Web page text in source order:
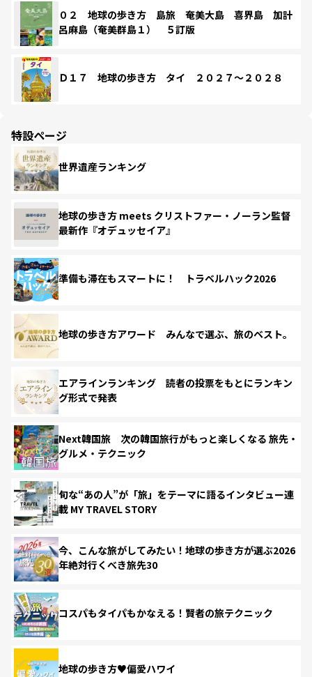
０２ 地球の歩き方 島旅 奄美大島 喜界島 加計
呂麻島（奄美群島１） ５訂版
Ｄ１７ 地球の歩き方 タイ ２０２７～２０２８
特設ページ
世界遺産ランキング
地球の歩き方 meets クリストファー・ノーラン監督
最新作『オデュッセイア』
準備も滞在もスマートに！ トラベルハック2026
地球の歩き方アワード みんなで選ぶ、旅のベスト。
エアラインランキング 読者の投票をもとにランキン
グ形式で発表
Next韓国旅 次の韓国旅行がもっと楽しくなる 旅先・
グルメ・テクニック
旬な“あの人”が「旅」をテーマに語るインタビュー連
載 MY TRAVEL STORY
今、こんな旅がしてみたい！地球の歩き方が選ぶ2026
年絶対行くべき旅先30
コスパもタイパもかなえる！賢者の旅テクニック
地球の歩き方♥偏愛ハワイ